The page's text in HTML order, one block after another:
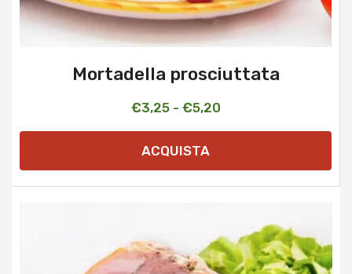
Mortadella prosciuttata
€3,25 - €5,20Fascia
di
€5,20
ACQUISTA